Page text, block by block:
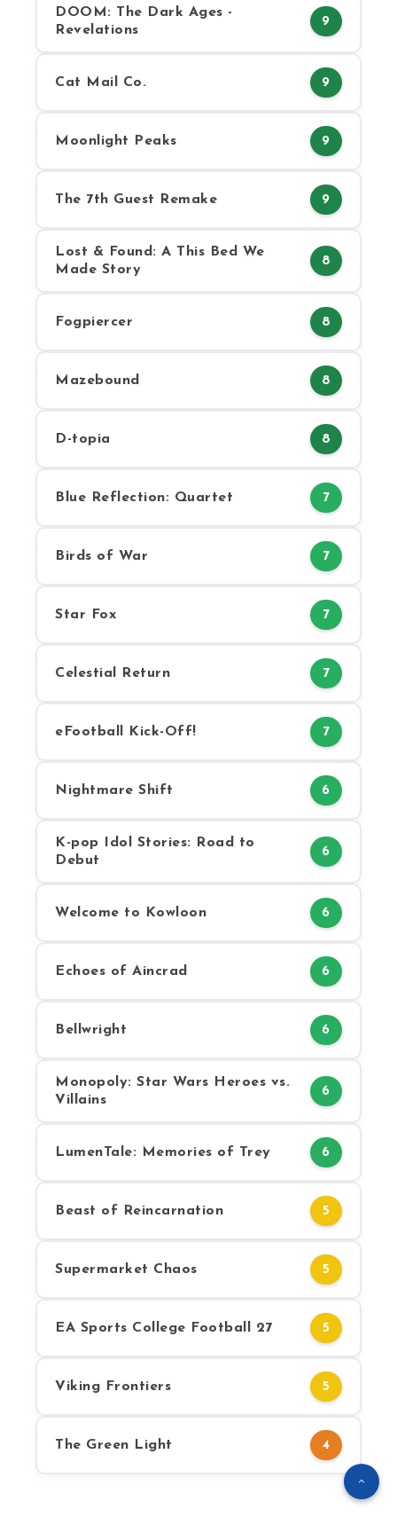
DOOM: The Dark Ages -
Revelations
9
Cat Mail Co. 9
Moonlight Peaks 9
The 7th Guest Remake 9
Lost & Found: A This Bed We
Made Story
8
Fogpiercer 8
Mazebound 8
D-topia 8
Blue Reflection: Quartet 7
Birds of War 7
Star Fox 7
Celestial Return 7
eFootball Kick-Off! 7
Nightmare Shift 6
K-pop Idol Stories: Road to
Debut
6
Welcome to Kowloon 6
Echoes of Aincrad 6
Bellwright 6
Monopoly: Star Wars Heroes vs.
Villains
6
LumenTale: Memories of Trey 6
Beast of Reincarnation 5
Supermarket Chaos 5
EA Sports College Football 27 5
Viking Frontiers 5
The Green Light 4